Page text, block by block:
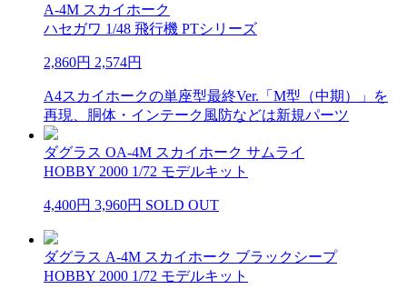
A-4M スカイホーク
ハセガワ 1/48 飛行機 PTシリーズ
2,860円 2,574円
A4スカイホークの単座型最終Ver.「M型（中期）」を
再現、胴体・インテーク風防などは新規パーツ
ダグラス OA-4M スカイホーク サムライ
HOBBY 2000 1/72 モデルキット
4,400円 3,960円 SOLD OUT
ダグラス A-4M スカイホーク ブラックシープ
HOBBY 2000 1/72 モデルキット